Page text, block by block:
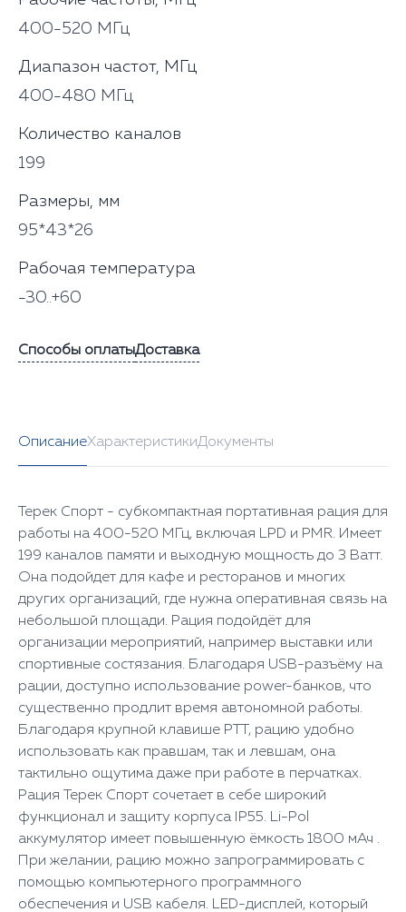
400-520 МГц
Диапазон частот, МГц
400-480 МГц
Количество каналов
199
Размеры, мм
95*43*26
Рабочая температура
-30..+60
Способы оплатыДоставка
ОписаниеХарактеристикиДокументы
Терек Спорт - субкомпактная портативная рация для
работы на 400-520 МГц, включая LPD и PMR. Имеет
199 каналов памяти и выходную мощность до 3 Ватт.
Она подойдет для кафе и ресторанов и многих
других организаций, где нужна оперативная связь на
небольшой площади. Рация подойдёт для
организации мероприятий, например выставки или
спортивные состязания. Благодаря USB-разъёму на
рации, доступно использование power-банков, что
существенно продлит время автономной работы.
Благодаря крупной клавише PTT, рацию удобно
использовать как правшам, так и левшам, она
тактильно ощутима даже при работе в перчатках.
Рация Терек Спорт сочетает в себе широкий
функционал и защиту корпуса IP55. Li-Pol
аккумулятор имеет повышенную ёмкость 1800 мАч .
При желании, рацию можно запрограммировать с
помощью компьютерного программного
обеспечения и USB кабеля. LED-дисплей, который